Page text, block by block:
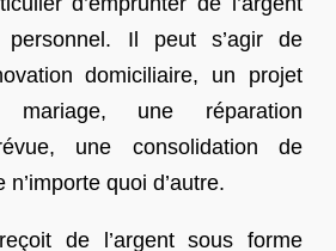
Il peut s’agir de
domiciliaire, un projet
mariage, une réparation
une consolidation de
quoi d’autre.
de l’argent sous forme